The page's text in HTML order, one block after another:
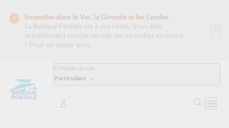
Incendies dans le Var, la Gironde et les Landes :
La Banque Postale est à vos côtés. Vous êtes
actuellement concernés par les incendies en cours
? Pour en savoir plus
Changer de site
Particuliers
Se connecter